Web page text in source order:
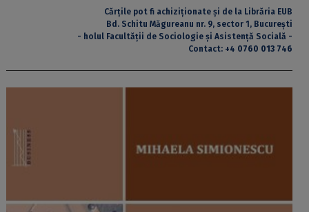
Cărțile pot fi achiziționate și de la Librăria EUB
Bd. Schitu Măgureanu nr. 9, sector 1, București
- holul Facultății de Sociologie și Asistență Socială -
Contact: +4 0760 013 746